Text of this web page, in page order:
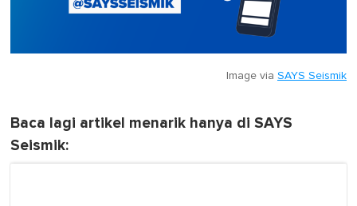
Image via SAYS Seismik
Baca lagi artikel menarik hanya di SAYS
Seismik: